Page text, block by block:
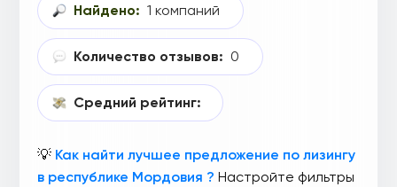
Найдено: 1 компаний
Количество отзывов: 0
Средний рейтинг:
💡 Как найти лучшее предложение по лизингу
в республике Мордовия ? Настройте фильтры